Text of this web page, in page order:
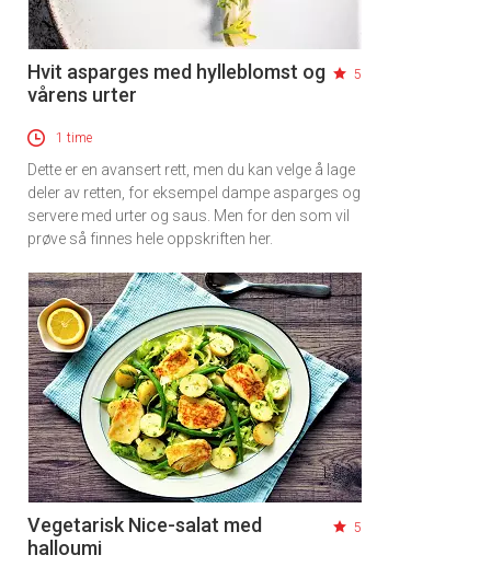
Hvit asparges med hylleblomst og
vårens urter
5
1 time
Dette er en avansert rett, men du kan velge å lage
deler av retten, for eksempel dampe asparges og
servere med urter og saus. Men for den som vil
prøve så finnes hele oppskriften her.
Vegetarisk Nice-salat med
halloumi
5